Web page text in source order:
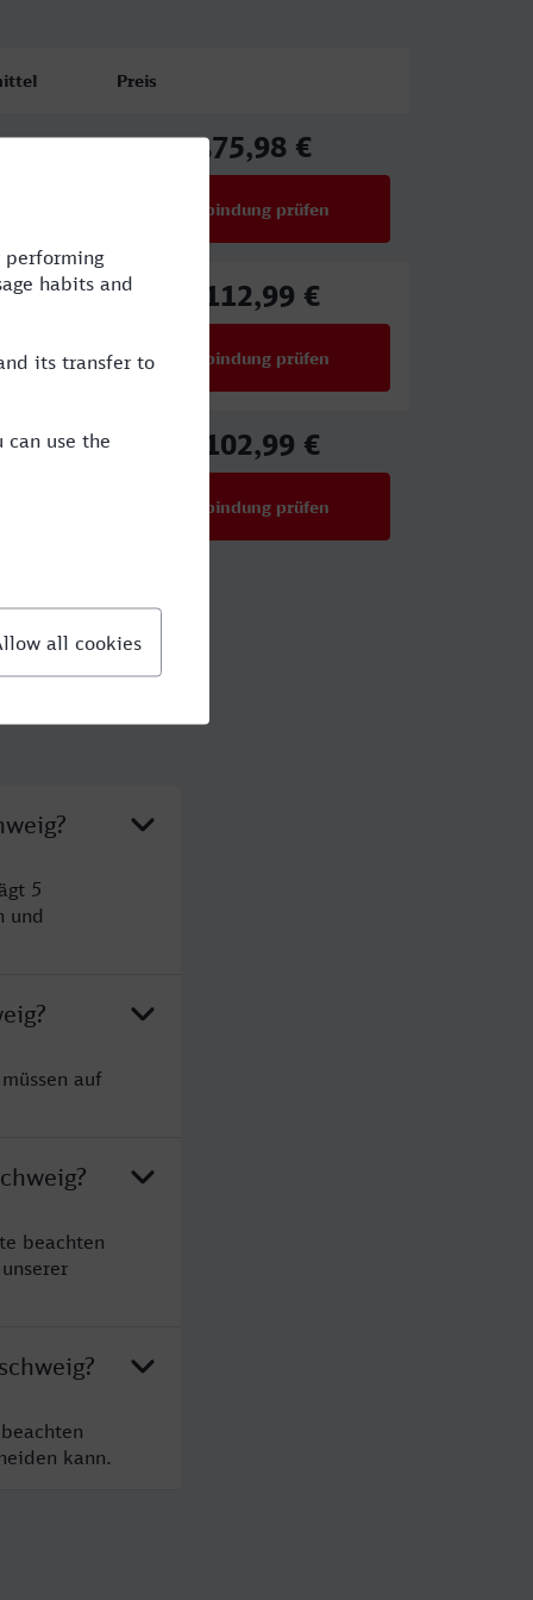
Preis
ab75,98 €
Verbindung prüfen
112,99 €
Verbindung prüfen
102,99 €
Verbindung prüfen
5
und
auf
beachten
kann.